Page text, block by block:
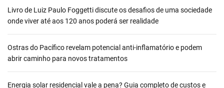
Livro de Luiz Paulo Foggetti discute os desafios de uma sociedade
onde viver até aos 120 anos poderá ser realidade
Ostras do Pacífico revelam potencial anti-inflamatório e podem
abrir caminho para novos tratamentos
Energia solar residencial vale a pena? Guia completo de custos e